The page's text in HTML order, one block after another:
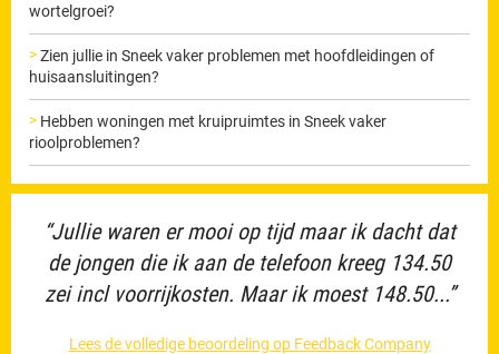
wortelgroei?
Zien jullie in Sneek vaker problemen met hoofdleidingen of
huisaansluitingen?
Hebben woningen met kruipruimtes in Sneek vaker
rioolproblemen?
“Jullie waren er mooi op tijd maar ik dacht dat
de jongen die ik aan de telefoon kreeg 134.50
zei incl voorrijkosten. Maar ik moest 148.50...”
Lees de volledige beoordeling op Feedback Company